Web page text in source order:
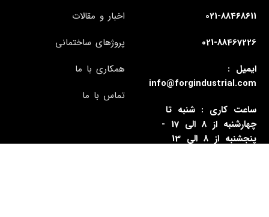
021-88468611
021-88467226
ایمیل :
info@forgindustrial.com
ساعت کاری : شنبه تا
چهارشنبه از 8 الی 17 -
پنجشنبه از 8 الی 13
اخبار و مقالات
پروژهای ساختمانی
همکاری با ما
تماس با ما